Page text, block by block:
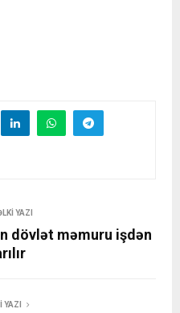
YAZI
dövlət məmuru işdən
YAZI